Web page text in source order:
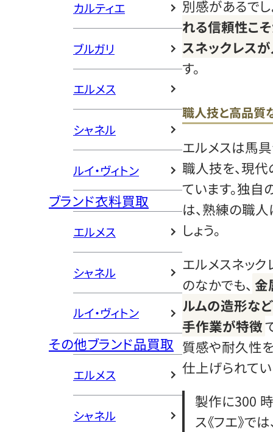
カルティエ
ブルガリ
エルメス
シャネル
ルイ・ヴィトン
ブランド衣料買取
エルメス
シャネル
ルイ・ヴィトン
その他ブランド品買取
エルメス
シャネル
別感があるでし
れる信頼性こそ
スネックレス
す。
職人技と高品質
エルメスは馬
職人技を、現
ています。独自
は、熟練の職
しょう。
エルメスネック
のなかでも、 金
ルムの造形な
手作業が特徴
質感や耐久性
仕上げられてい
製作に300
ス《フエ》で